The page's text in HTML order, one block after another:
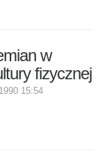
w
fizycznej
15:54